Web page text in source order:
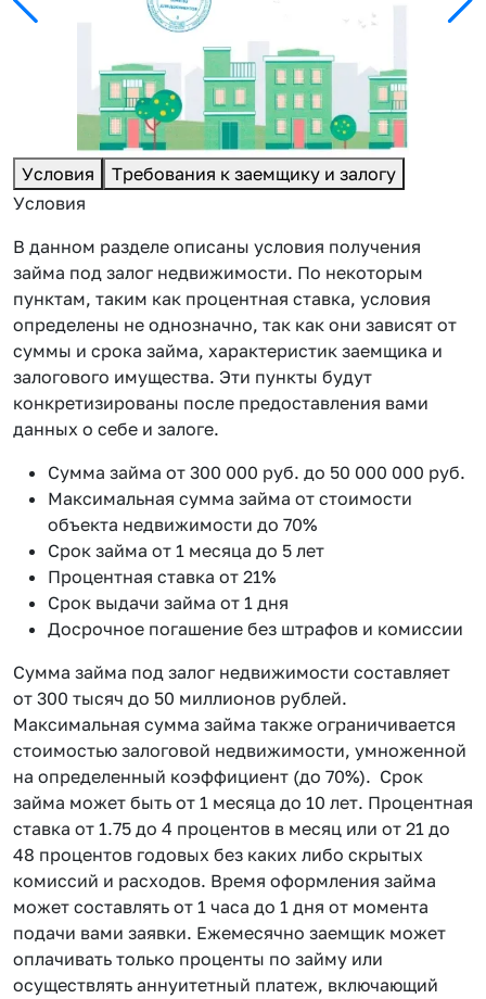
Условия
Требования к заемщику и залогу
Условия
В данном разделе описаны условия получения
займа под залог недвижимости. По некоторым
пунктам, таким как процентная ставка, условия
определены не однозначно, так как они зависят от
суммы и срока займа, характеристик заемщика и
залогового имущества. Эти пункты будут
конкретизированы после предоставления вами
данных о себе и залоге.
Сумма займа от 300 000 руб. до 50 000 000 руб.
Максимальная сумма займа от стоимости
объекта недвижимости до 70%
Срок займа от 1 месяца до 5 лет
Процентная ставка от 21%
Срок выдачи займа от 1 дня
Досрочное погашение без штрафов и комиссии
Сумма займа под залог недвижимости составляет
от 300 тысяч до 50 миллионов рублей.
Максимальная сумма займа также ограничивается
стоимостью залоговой недвижимости, умноженной
на определенный коэффициент (до 70%). Срок
займа может быть от 1 месяца до 10 лет. Процентная
ставка от 1.75 до 4 процентов в месяц или от 21 до
48 процентов годовых без каких либо скрытых
комиссий и расходов. Время оформления займа
может составлять от 1 часа до 1 дня от момента
подачи вами заявки. Ежемесячно заемщик может
оплачивать только проценты по займу или
осуществлять аннуитетный платеж, включающий